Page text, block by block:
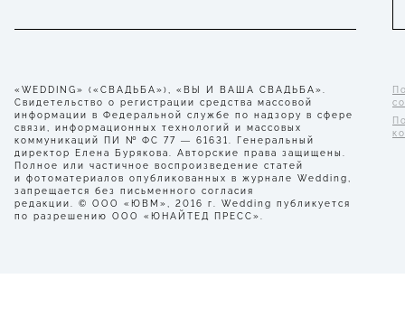
«WEDDING» («СВАДЬБА»), «ВЫ И ВАША СВАДЬБА».
Свидетельство о регистрации средства массовой
информации в Федеральной службе по надзору в сфере
связи, информационных технологий и массовых
коммуникаций ПИ № ФС 77 — 61631. Генеральный
директор Елена Бурякова. Авторские права защищены.
Полное или частичное воспроизведение статей
и фотоматериалов опубликованных в журнале Wedding,
запрещается без письменного согласия
редакции. © ООО «ЮВМ», 2016 г. Wedding публикуется
по разрешению ООО «ЮНАЙТЕД ПРЕСС».